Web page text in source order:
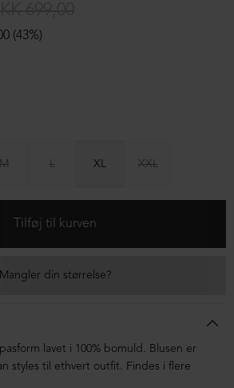
(43%)
M L XL XXL
Mangler din størrelse?
lavet i 100% bomuld. Blusen er
styles til ethvert outfit. Findes i flere